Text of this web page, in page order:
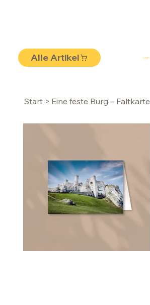
Alle Artikel Login
Start > Eine feste Burg – Faltkarte